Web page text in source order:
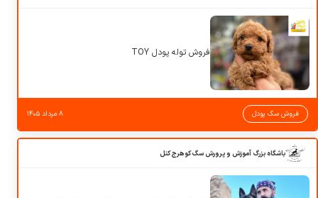
فروش توله پودل TOY
فروش سگ پودل ۸ مرداد ۱۴۰۵
باشگاه بزرگ آموزش و پرورش سگ کوهرج کنل